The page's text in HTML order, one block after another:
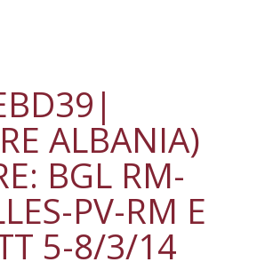
ALBANIA)
BGL RM-
PV-RM E
5-8/3/14